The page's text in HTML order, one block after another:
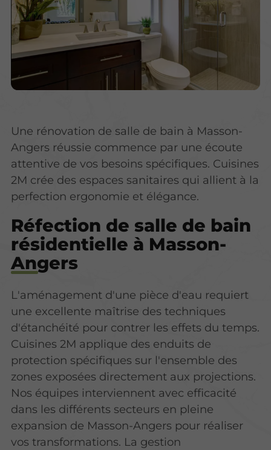
Une rénovation de salle de bain à Masson-
Angers réussie commence par une écoute
attentive de vos besoins spécifiques. Cuisines
2M crée des espaces sanitaires qui allient à la
perfection ergonomie et élégance.
Réfection de salle de bain
résidentielle à Masson-
Angers
L'aménagement d'une pièce d'eau requiert
une excellente maîtrise des techniques
d'étanchéité pour contrer les effets du temps.
Cuisines 2M applique des enduits de
protection spécifiques sur l'ensemble des
zones exposées directement aux projections.
Nos équipes interviennent avec efficacité
dans les différents secteurs en pleine
expansion de Masson-Angers pour réaliser
vos transformations. La gestion